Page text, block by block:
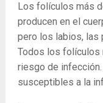
Los folículos más
producen en el
pero los labios, las
Todos los folículos
riesgo de
susceptibles a la